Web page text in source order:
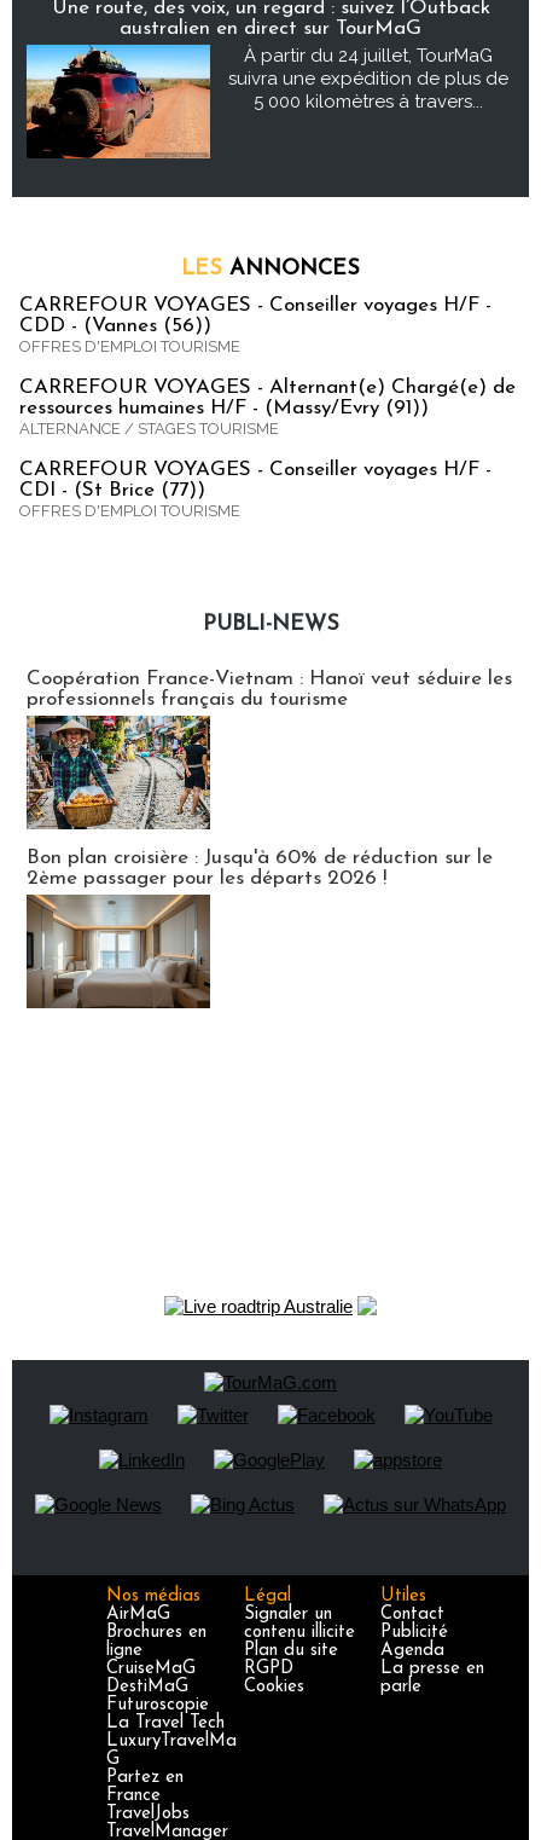
Une route, des voix, un regard : suivez l’Outback
australien en direct sur TourMaG
À partir du 24 juillet, TourMaG
suivra une expédition de plus de
5 000 kilomètres à travers...
LES ANNONCES
CARREFOUR VOYAGES - Conseiller voyages H/F -
CDD - (Vannes (56))
OFFRES D'EMPLOI TOURISME
CARREFOUR VOYAGES - Alternant(e) Chargé(e) de
ressources humaines H/F - (Massy/Evry (91))
ALTERNANCE / STAGES TOURISME
CARREFOUR VOYAGES - Conseiller voyages H/F -
CDI - (St Brice (77))
OFFRES D'EMPLOI TOURISME
PUBLI-NEWS
Coopération France-Vietnam : Hanoï veut séduire les
professionnels français du tourisme
Bon plan croisière : Jusqu'à 60% de réduction sur le
2ème passager pour les départs 2026 !
Nos médias
AirMaG
Brochures en
ligne
CruiseMaG
DestiMaG
Futuroscopie
La Travel Tech
LuxuryTravelMa
G
Partez en
France
TravelJobs
TravelManager
Légal
Signaler un
contenu illicite
Plan du site
RGPD
Cookies
Utiles
Contact
Publicité
Agenda
La presse en
parle